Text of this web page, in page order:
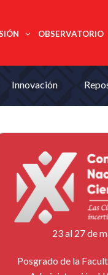
ciencias
pública
social
Grupos de
Laboratorios
nacionales
Entidades
afines
Reconoce
Universidad
En Su 475
Aniversario
OBSERVATORIO
Innovación
23 al 27 de
Posgrado de la